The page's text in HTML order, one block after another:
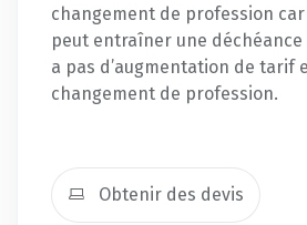
changement de profession
peut entraîner une déchéance
a pas d’augmentation de tarif
changement de profession.
Obtenir des devis